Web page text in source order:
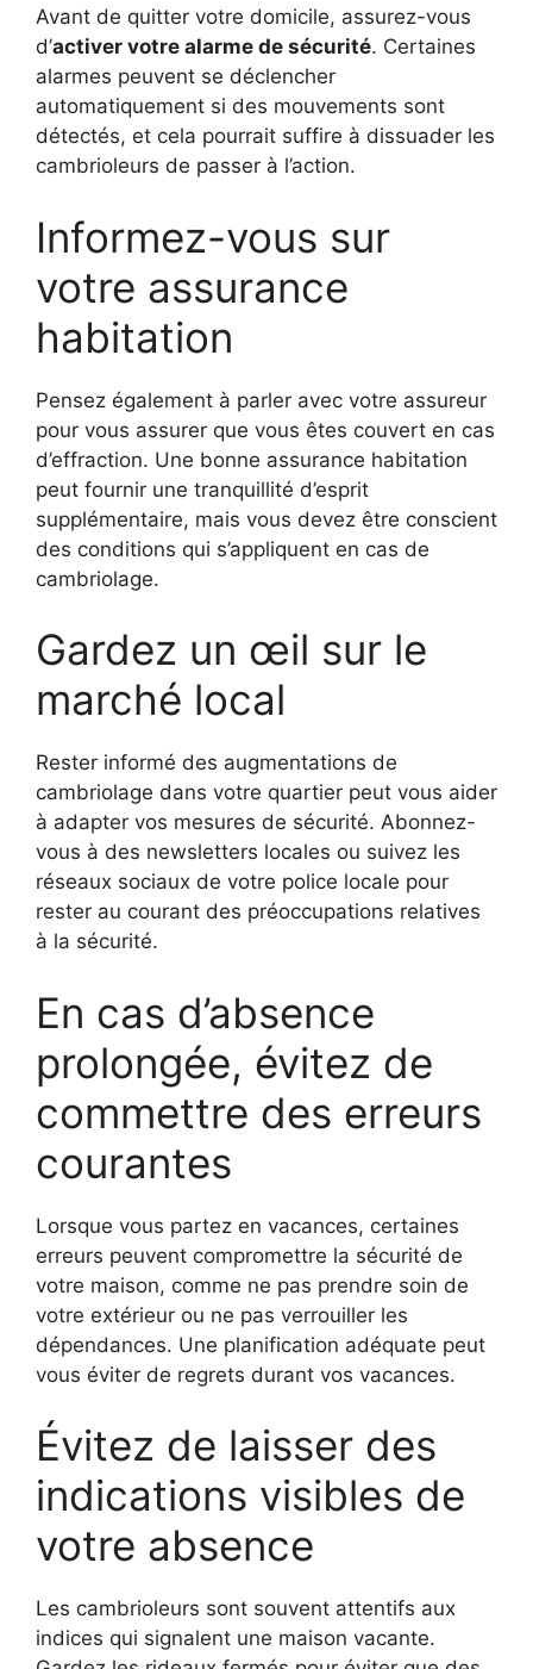
Avant de quitter votre domicile, assurez-vous
d’activer votre alarme de sécurité. Certaines
alarmes peuvent se déclencher
automatiquement si des mouvements sont
détectés, et cela pourrait suffire à dissuader les
cambrioleurs de passer à l’action.
Informez-vous sur
votre assurance
habitation
Pensez également à parler avec votre assureur
pour vous assurer que vous êtes couvert en cas
d’effraction. Une bonne assurance habitation
peut fournir une tranquillité d’esprit
supplémentaire, mais vous devez être conscient
des conditions qui s’appliquent en cas de
cambriolage.
Gardez un œil sur le
marché local
Rester informé des augmentations de
cambriolage dans votre quartier peut vous aider
à adapter vos mesures de sécurité. Abonnez-
vous à des newsletters locales ou suivez les
réseaux sociaux de votre police locale pour
rester au courant des préoccupations relatives
à la sécurité.
En cas d’absence
prolongée, évitez de
commettre des erreurs
courantes
Lorsque vous partez en vacances, certaines
erreurs peuvent compromettre la sécurité de
votre maison, comme ne pas prendre soin de
votre extérieur ou ne pas verrouiller les
dépendances. Une planification adéquate peut
vous éviter de regrets durant vos vacances.
Évitez de laisser des
indications visibles de
votre absence
Les cambrioleurs sont souvent attentifs aux
indices qui signalent une maison vacante.